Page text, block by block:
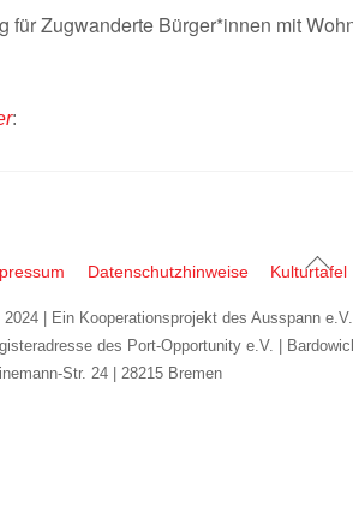
für Zugwanderte Bürger*innen mit
:
Back
Top
Datenschutzhinweise Kulturtafel
2024 | Ein Kooperationsprojekt des Ausspann
des Port-Opportunity e.V. |
Str. 24 | 28215 Bremen